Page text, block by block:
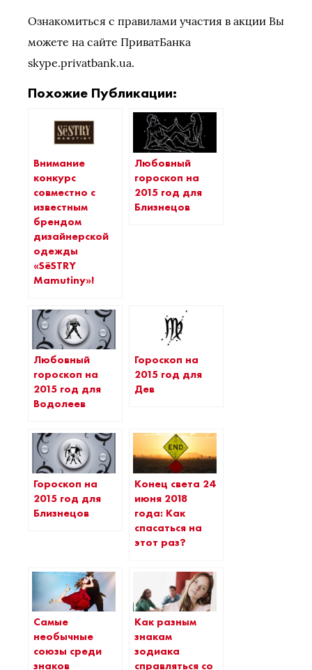
Ознакомиться с правилами участия в акции Вы
можете на сайте ПриватБанка
skype.privatbank.ua.
Похожие Публикации:
Внимание
конкурс
совместно с
известным
брендом
дизайнерской
одежды
«SёSTRY
Mamutiny»!
Любовный
гороскоп на
2015 год для
Близнецов
Любовный
гороскоп на
2015 год для
Водолеев
Гороскоп на
2015 год для
Дев
Гороскоп на
2015 год для
Близнецов
Конец света 24
июня 2018
года: Как
спасаться на
этот раз?
Самые
необычные
союзы среди
знаков
Как разным
знакам
зодиака
справляться со